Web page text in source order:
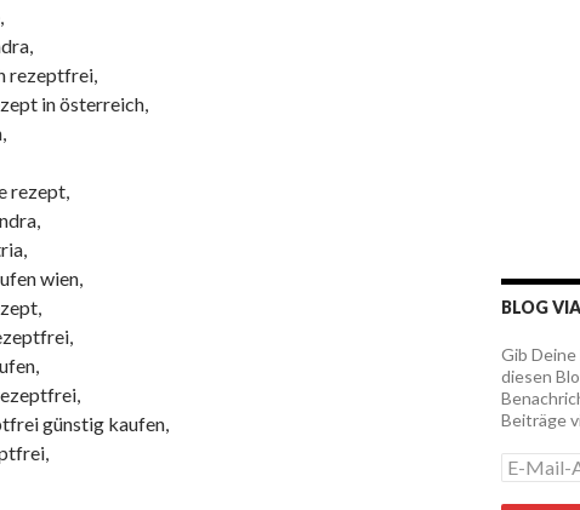
rezeptfrei,
in österreich,
rezept,
wien,
günstig kaufen,
BLOG
Gib Deine
diesen
Beiträge
E
-